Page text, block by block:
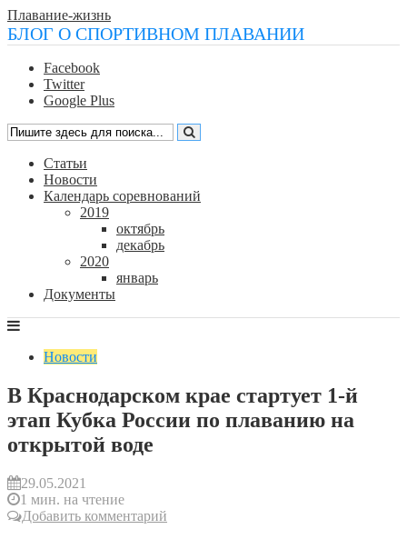
Плавание-жизнь
БЛОГ О СПОРТИВНОМ ПЛАВАНИИ
Facebook
Twitter
Google Plus
Статьи
Новости
Календарь соревнований
2019
октябрь
декабрь
2020
январь
Документы
Новости
В Краснодарском крае стартует 1-й
этап Кубка России по плаванию на
открытой воде
29.05.2021
1 мин. на чтение
Добавить комментарий